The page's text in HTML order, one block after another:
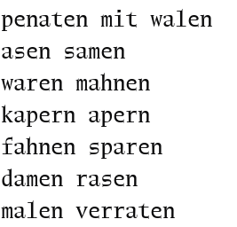
penaten mit walen
asen samen
waren mahnen
kapern apern
fahnen sparen
damen rasen
malen verraten